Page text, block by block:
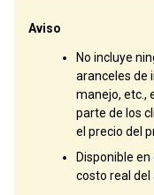
Aviso
No incluye
aranceles de
manejo, etc.,
parte de los
el precio del
Disponible
costo real del